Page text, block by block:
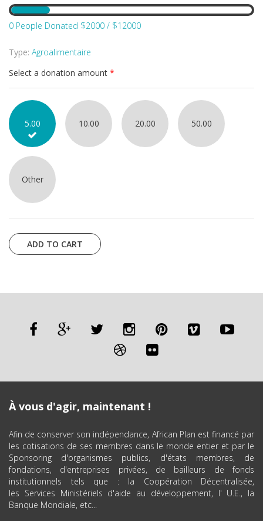
0 People Donated $2000 / $12000
Type: Agroalimentaire
Select a donation amount *
5.00 10.00 20.00 50.00
Other
À vous d'agir, maintenant !
Afin de conserver son indépendance, African Plan est financé par
les cotisations de ses membres dans le monde entier et par le
Sponsoring d'organismes publics, d'états membres, de
fondations, d'entreprises privées, de bailleurs de fonds
institutionnels tels que : la Coopération Décentralisée,
les Services Ministériels d'aide au développement, l' U.E., la
Banque Mondiale, etc...